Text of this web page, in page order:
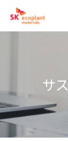
サ